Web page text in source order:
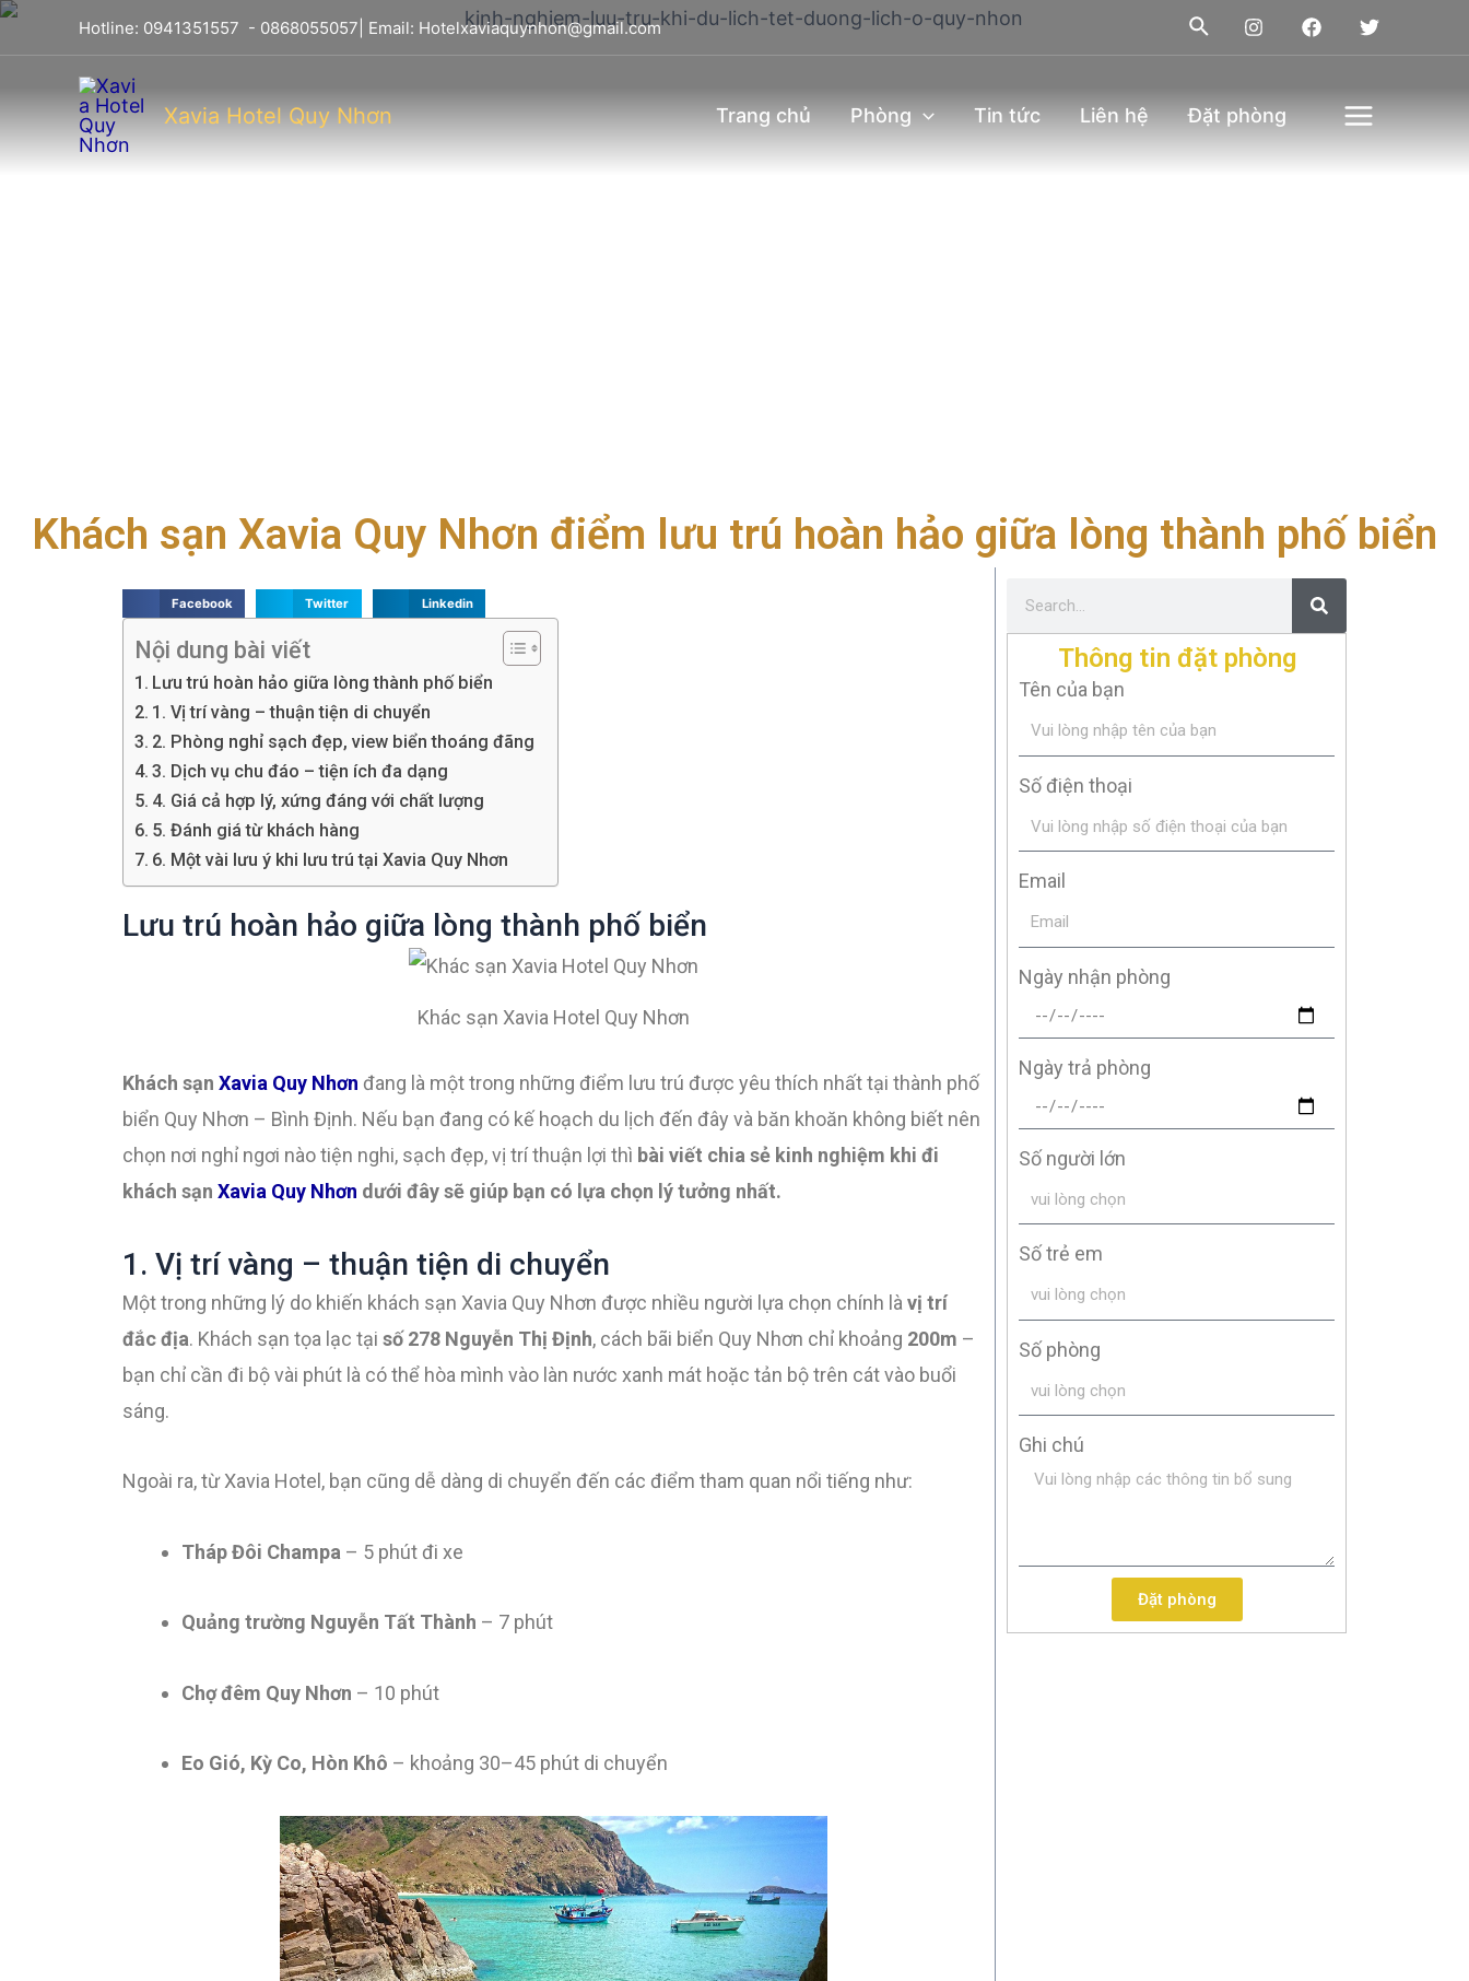
Hotline: 0941351557 - 0868055057 | Email: Hotelxaviaquynhon@gmail.com
Xavia Hotel Quy Nhơn Trang chủ Phòng Tin tức Liên hệ Đặt phòng
Khách sạn Xavia Quy Nhơn điểm lưu trú hoàn hảo giữa lòng thành phố biển
Facebook Twitter Linkedin
Nội dung bài viết
Lưu trú hoàn hảo giữa lòng thành phố biển
1. Vị trí vàng – thuận tiện di chuyển
2. Phòng nghỉ sạch đẹp, view biển thoáng đãng
3. Dịch vụ chu đáo – tiện ích đa dạng
4. Giá cả hợp lý, xứng đáng với chất lượng
5. Đánh giá từ khách hàng
6. Một vài lưu ý khi lưu trú tại Xavia Quy Nhơn
Lưu trú hoàn hảo giữa lòng thành phố biển
Khác sạn Xavia Hotel Quy Nhơn
Khách sạn Xavia Quy Nhơn đang là một trong những điểm lưu trú được yêu thích nhất tại thành phố
biển Quy Nhơn – Bình Định. Nếu bạn đang có kế hoạch du lịch đến đây và băn khoăn không biết nên
chọn nơi nghỉ ngơi nào tiện nghi, sạch đẹp, vị trí thuận lợi thì bài viết chia sẻ kinh nghiệm khi đi
khách sạn Xavia Quy Nhơn dưới đây sẽ giúp bạn có lựa chọn lý tưởng nhất.
1. Vị trí vàng – thuận tiện di chuyển
Một trong những lý do khiến khách sạn Xavia Quy Nhơn được nhiều người lựa chọn chính là vị trí
đắc địa. Khách sạn tọa lạc tại số 278 Nguyễn Thị Định, cách bãi biển Quy Nhơn chỉ khoảng 200m –
bạn chỉ cần đi bộ vài phút là có thể hòa mình vào làn nước xanh mát hoặc tản bộ trên cát vào buổi
sáng.
Ngoài ra, từ Xavia Hotel, bạn cũng dễ dàng di chuyển đến các điểm tham quan nổi tiếng như:
Tháp Đôi Champa – 5 phút đi xe
Quảng trường Nguyễn Tất Thành – 7 phút
Chợ đêm Quy Nhơn – 10 phút
Eo Gió, Kỳ Co, Hòn Khô – khoảng 30–45 phút di chuyển
Thông tin đặt phòng
Tên của bạn
Số điện thoại
Email
Ngày nhận phòng
Ngày trả phòng
Số người lớn
Số trẻ em
Số phòng
Ghi chú
Đặt phòng